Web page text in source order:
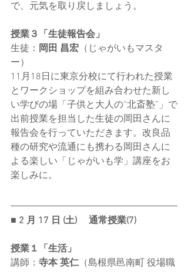
で、元気を取り戻しましょう。
授業３「生徒報告会」
生徒： 岡田 昌宏 （じゃがいもマスタ
ー）
11月18日に東京分校にて行われた授業
とワークショップを組み合わせた新し
い学びの場「子供と大人の“北斎塾”」で
出前授業を担当した生徒の岡田さんに
報告会を行っていただきます。改良品
種の研究や流通にも携わる岡田さんに
よる楽しい「じゃがいも学」講座をお
楽しみに。
■ 2 ⽉ 17 ⽇ (⼟) 　通常授業(7)
授業１「生活」
講師： 寺本 英仁 （島根県邑南町 役場職